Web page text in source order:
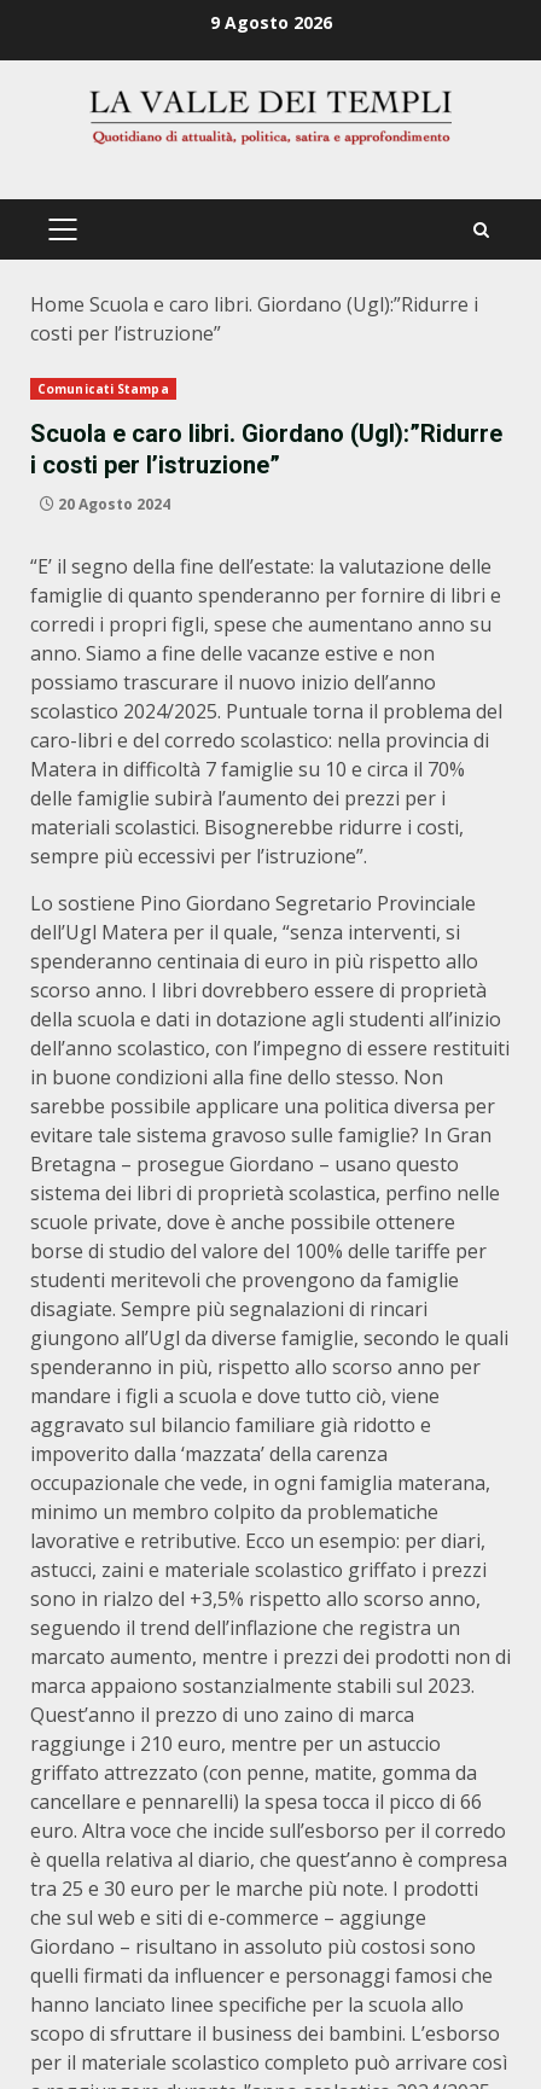
9 Agosto 2026
PRIMÄRES
Home Scuola e caro libri. Giordano (Ugl):”Ridurre i
costi per l’istruzione”
Comunicati Stampa
Scuola e caro libri. Giordano (Ugl):”Ridurre
i costi per l’istruzione”
20 Agosto 2024
“E’ il segno della fine dell’estate: la valutazione delle
famiglie di quanto spenderanno per fornire di libri e
corredi i propri figli, spese che aumentano anno su
anno. Siamo a fine delle vacanze estive e non
possiamo trascurare il nuovo inizio dell’anno
scolastico 2024/2025. Puntuale torna il problema del
caro-libri e del corredo scolastico: nella provincia di
Matera in difficoltà 7 famiglie su 10 e circa il 70%
delle famiglie subirà l’aumento dei prezzi per i
materiali scolastici. Bisognerebbe ridurre i costi,
sempre più eccessivi per l’istruzione”.
Lo sostiene Pino Giordano Segretario Provinciale
dell’Ugl Matera per il quale, “senza interventi, si
spenderanno centinaia di euro in più rispetto allo
scorso anno. I libri dovrebbero essere di proprietà
della scuola e dati in dotazione agli studenti all’inizio
dell’anno scolastico, con l’impegno di essere restituiti
in buone condizioni alla fine dello stesso. Non
sarebbe possibile applicare una politica diversa per
evitare tale sistema gravoso sulle famiglie? In Gran
Bretagna – prosegue Giordano – usano questo
sistema dei libri di proprietà scolastica, perfino nelle
scuole private, dove è anche possibile ottenere
borse di studio del valore del 100% delle tariffe per
studenti meritevoli che provengono da famiglie
disagiate. Sempre più segnalazioni di rincari
giungono all’Ugl da diverse famiglie, secondo le quali
spenderanno in più, rispetto allo scorso anno per
mandare i figli a scuola e dove tutto ciò, viene
aggravato sul bilancio familiare già ridotto e
impoverito dalla ‘mazzata’ della carenza
occupazionale che vede, in ogni famiglia materana,
minimo un membro colpito da problematiche
lavorative e retributive. Ecco un esempio: per diari,
astucci, zaini e materiale scolastico griffato i prezzi
sono in rialzo del +3,5% rispetto allo scorso anno,
seguendo il trend dell’inflazione che registra un
marcato aumento, mentre i prezzi dei prodotti non di
marca appaiono sostanzialmente stabili sul 2023.
Quest’anno il prezzo di uno zaino di marca
raggiunge i 210 euro, mentre per un astuccio
griffato attrezzato (con penne, matite, gomma da
cancellare e pennarelli) la spesa tocca il picco di 66
euro. Altra voce che incide sull’esborso per il corredo
è quella relativa al diario, che quest’anno è compresa
tra 25 e 30 euro per le marche più note. I prodotti
che sul web e siti di e-commerce – aggiunge
Giordano – risultano in assoluto più costosi sono
quelli firmati da influencer e personaggi famosi che
hanno lanciato linee specifiche per la scuola allo
scopo di sfruttare il business dei bambini. L’esborso
per il materiale scolastico completo può arrivare così